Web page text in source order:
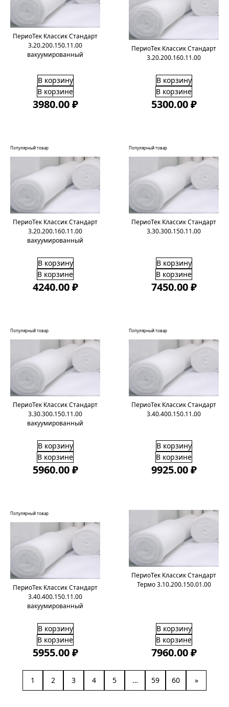
ПериоТек Классик Стандарт
3.20.200.150.11.00
вакуумированный
В корзину
В корзине
3980.00 ₽
ПериоТек Классик Стандарт
3.20.200.160.11.00
В корзину
В корзине
5300.00 ₽
Популярный товар
ПериоТек Классик Стандарт
3.20.200.160.11.00
вакуумированный
В корзину
В корзине
4240.00 ₽
Популярный товар
ПериоТек Классик Стандарт
3.30.300.150.11.00
В корзину
В корзине
7450.00 ₽
Популярный товар
ПериоТек Классик Стандарт
3.30.300.150.11.00
вакуумированный
В корзину
В корзине
5960.00 ₽
Популярный товар
ПериоТек Классик Стандарт
3.40.400.150.11.00
В корзину
В корзине
9925.00 ₽
Популярный товар
ПериоТек Классик Стандарт
3.40.400.150.11.00
вакуумированный
В корзину
В корзине
5955.00 ₽
ПериоТек Классик Стандарт
Термо 3.10.200.150.01.00
В корзину
В корзине
7960.00 ₽
1 2 3 4 5 … 59 60 »